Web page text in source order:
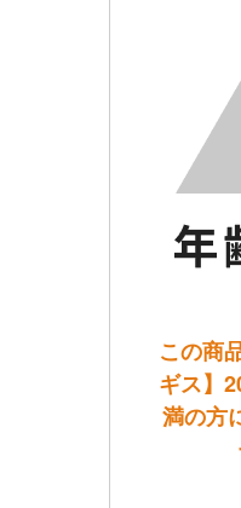
この商
ギス】
満の方